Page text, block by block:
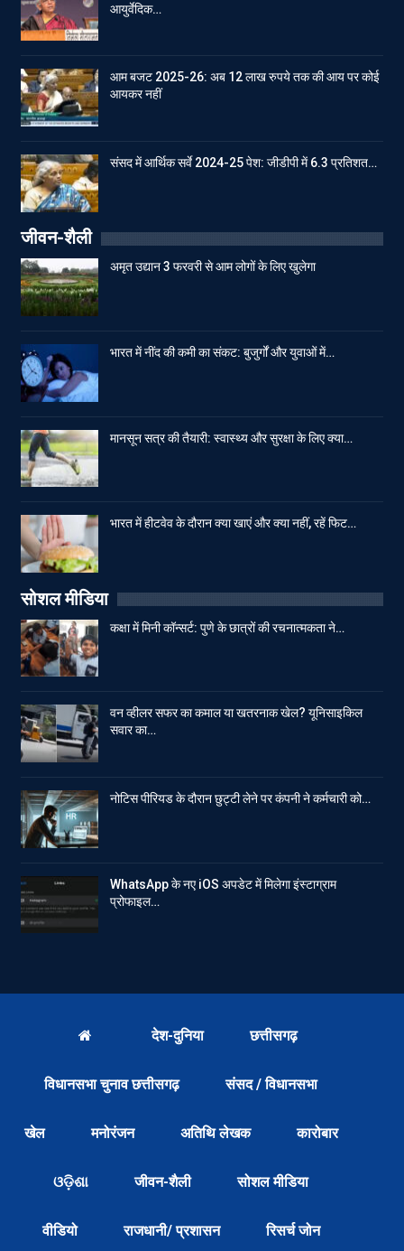
आयुर्वेदिक…
आम बजट 2025-26: अब 12 लाख रुपये तक की आय पर कोई
आयकर नहीं
संसद में आर्थिक सर्वे 2024-25 पेश: जीडीपी में 6.3 प्रतिशत…
जीवन-शैली
अमृत उद्यान 3 फरवरी से आम लोगों के लिए खुलेगा
भारत में नींद की कमी का संकट: बुजुर्गों और युवाओं में…
मानसून सत्र की तैयारी: स्वास्थ्य और सुरक्षा के लिए क्या…
भारत में हीटवेव के दौरान क्या खाएं और क्या नहीं, रहें फिट…
सोशल मीडिया
कक्षा में मिनी कॉन्सर्ट: पुणे के छात्रों की रचनात्मकता ने…
वन व्हीलर सफर का कमाल या खतरनाक खेल? यूनिसाइकिल
सवार का…
नोटिस पीरियड के दौरान छुट्टी लेने पर कंपनी ने कर्मचारी को…
WhatsApp के नए iOS अपडेट में मिलेगा इंस्टाग्राम
प्रोफाइल…
देश-दुनिया छत्तीसगढ़
विधानसभा चुनाव छत्तीसगढ़ संसद / विधानसभा
खेल मनोरंजन अतिथि लेखक कारोबार
ଓଡ଼ିଶା जीवन-शैली सोशल मीडिया
वीडियो राजधानी/ प्रशासन रिसर्च जोन